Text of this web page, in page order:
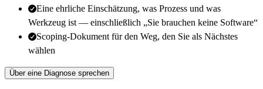
Eine ehrliche Einschätzung, was Prozess und was
Werkzeug ist — einschließlich „Sie brauchen keine Software“
Scoping-Dokument für den Weg, den Sie als Nächstes
wählen
Über eine Diagnose sprechen